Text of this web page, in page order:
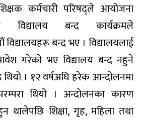
कर्मचारी परिषद्ले आयोजना
विद्यालय बन्द कार्यक्रमले
बन्द भए । विद्यालयलाई
गरेको भए विद्यालय बन्द नहुने
थियो । १२ वर्षअघि हरेक आन्दोलनमा
थियो । अन्दोलनका कारण
थालेपछि शिक्षा, गृह, महिला तथा